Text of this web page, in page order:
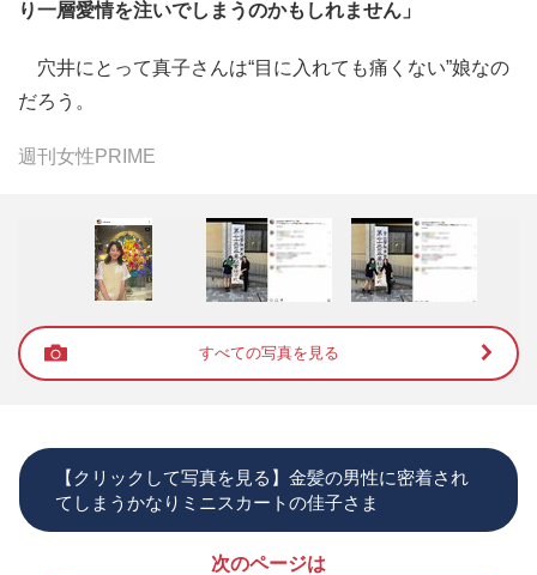
り一層愛情を注いでしまうのかもしれません」
穴井にとって真子さんは“目に入れても痛くない”娘なの
だろう。
週刊女性PRIME
すべての写真を見る
【クリックして写真を見る】金髪の男性に密着され
てしまうかなりミニスカートの佳子さま
次のページは